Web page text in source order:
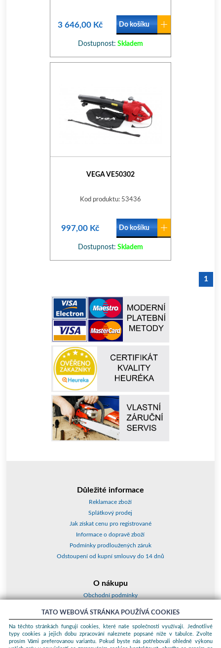
3 646,00 Kč Do košíku
Dostupnost: Skladem
VEGA VE50302
Kod produktu: 53436
997,00 Kč Do košíku
Dostupnost: Skladem
1
Důležité informace
Reklamace zboží
Splátkový prodej
Jak získat cenu pro registrované
Informace o dopravě zboží
Podmínky prodloužených záruk
Odstoupení od kupní smlouvy do 14 dnů
O nákupu
Obchodní podmínky
Kontakty a adresy
Essox splátky
TATO WEBOVÁ STRÁNKA POUŽÍVÁ COOKIES
Na těchto stránkách fungují cookies, které naše společnosti využívají. Jednotlivé
typy cookies a jejich dobu zpracování naleznete popsané níže v tabulce. Zvolte
prosím Vámi preferovanou variantu. Pokud byste nás potřebovali ohledně výkonu